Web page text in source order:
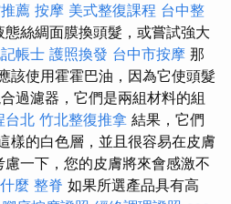
薦 按摩 美式整復課程 台中整
態絲綢面膜換頭髮，或嘗試強大
帳士 護照換發 台中市按摩 那
該使用霍霍巴油，因為它使頭髮
過濾器，它們是兩組材料的組
台北 竹北整復推拿 結果，它們
樣的白色層，並且很容易在皮膚
慮一下，您的皮膚將來會感激不
麼 整脊 如果所選產品具有高